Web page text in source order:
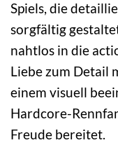
Spiels, die
sorgfältig
nahtlos in die
Liebe zum Detail
einem visuell
Hardcore-
Freude bereitet.